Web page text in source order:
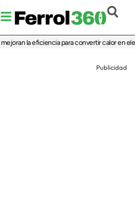
la eficiencia para convertir calor en
Publicidad